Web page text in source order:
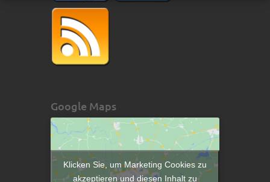
Google Maps
Klicken Sie, um Marketing Cookies zu
akzeptieren und diesen Inhalt zu